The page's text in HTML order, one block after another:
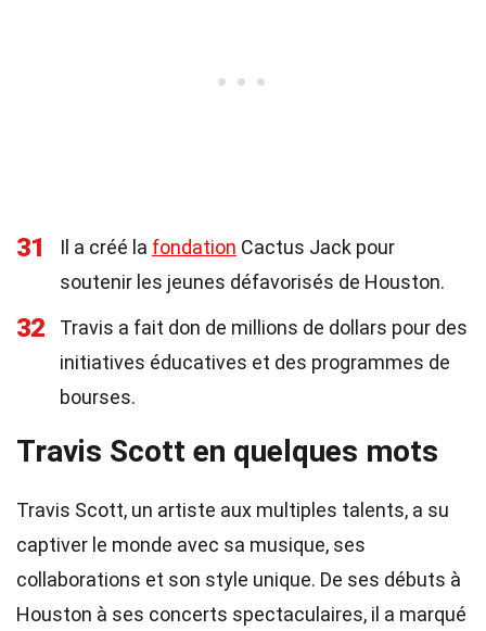
31 Il a créé la fondation Cactus Jack pour
soutenir les jeunes défavorisés de Houston.
32
Travis a fait don de millions de dollars pour des
initiatives éducatives et des programmes de
bourses.
Travis Scott en quelques mots
Travis Scott, un artiste aux multiples talents, a su
captiver le monde avec sa musique, ses
collaborations et son style unique. De ses débuts à
Houston à ses concerts spectaculaires, il a marqué